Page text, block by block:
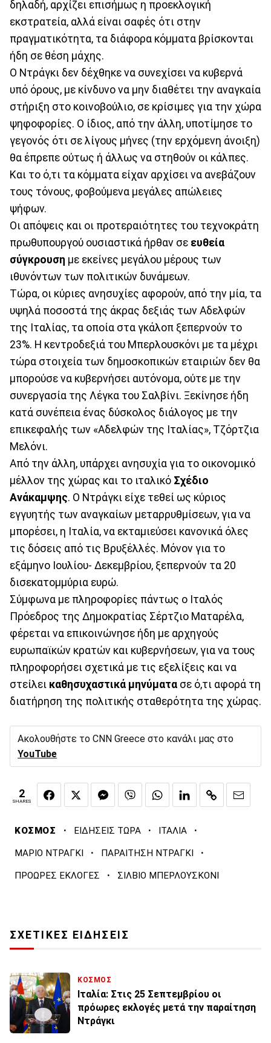
δηλαδή, αρχίζει επισήμως η προεκλογική
εκστρατεία, αλλά είναι σαφές ότι στην
πραγματικότητα, τα διάφορα κόμματα βρίσκονται
ήδη σε θέση μάχης.
Ο Ντράγκι δεν δέχθηκε να συνεχίσει να κυβερνά
υπό όρους, με κίνδυνο να μην διαθέτει την αναγκαία
στήριξη στο κοινοβούλιο, σε κρίσιμες για την χώρα
ψηφοφορίες. O ίδιος, από την άλλη, υποτίμησε το
γεγονός ότι σε λίγους μήνες (την ερχόμενη άνοιξη)
θα έπρεπε ούτως ή άλλως να στηθούν οι κάλπες.
Και το ό,τι τα κόμματα είχαν αρχίσει να ανεβάζουν
τους τόνους, φοβούμενα μεγάλες απώλειες
ψήφων.
Oι απόψεις και οι προτεραιότητες του τεχνοκράτη
πρωθυπουργού ουσιαστικά ήρθαν σε ευθεία
σύγκρουση με εκείνες μεγάλου μέρους των
ιθυνόντων των πολιτικών δυνάμεων.
Τώρα, οι κύριες ανησυχίες αφορούν, από την μία, τα
υψηλά ποσοστά της άκρας δεξιάς των Αδελφών
της Ιταλίας, τα οποία στα γκάλοπ ξεπερνούν το
23%. Η κεντροδεξιά του Μπερλουσκόνι με τα μέχρι
τώρα στοιχεία των δημοσκοπικών εταιριών δεν θα
μπορούσε να κυβερνήσει αυτόνομα, ούτε με την
συνεργασία της Λέγκα του Σαλβίνι. Ξεκίνησε ήδη
κατά συνέπεια ένας δύσκολος διάλογος με την
επικεφαλής των «Αδελφών της Ιταλίας», Τζόρτζια
Μελόνι.
Από την άλλη, υπάρχει ανησυχία για το οικονομικό
μέλλον της χώρας και το ιταλικό Σχέδιο
Ανάκαμψης. Ο Ντράγκι είχε τεθεί ως κύριος
εγγυητής των αναγκαίων μεταρρυθμίσεων, για να
μπορέσει, η Ιταλία, να εκταμιεύσει κανονικά όλες
τις δόσεις από τις Βρυξέλλές. Μόνον για το
εξάμηνο Ιουλίου- Δεκεμβρίου, ξεπερνούν τα 20
δισεκατομμύρια ευρώ.
Σύμφωνα με πληροφορίες πάντως ο Ιταλός
Πρόεδρος της Δημοκρατίας Σέρτζιο Ματαρέλα,
φέρεται να επικοινώνησε ήδη με αρχηγούς
ευρωπαϊκών κρατών και κυβερνήσεων, για να τους
πληροφορήσει σχετικά με τις εξελίξεις και να
στείλει καθησυχαστικά μηνύματα σε ό,τι αφορά τη
διατήρηση της πολιτικής σταθερότητα της χώρας.
Ακολουθήστε το CNN Greece στο κανάλι μας στο
YouTube
2
SHARES
ΚΟΣΜΟΣ · ΕΙΔΗΣΕΙΣ ΤΩΡΑ · ΙΤΑΛΙΑ ·
ΜΑΡΙΟ ΝΤΡΑΓΚΙ · ΠΑΡΑΙΤΗΣΗ ΝΤΡΑΓΚΙ ·
ΠΡΟΩΡΕΣ ΕΚΛΟΓΕΣ · ΣΙΛΒΙΟ ΜΠΕΡΛΟΥΣΚΟΝΙ
ΣΧΕΤΙΚΕΣ ΕΙΔΗΣΕΙΣ
ΚΟΣΜΟΣ
Ιταλία: Στις 25 Σεπτεμβρίου οι
πρόωρες εκλογές μετά την παραίτηση
Ντράγκι